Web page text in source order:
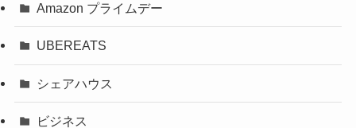
Amazon プライムデー
UBEREATS
シェアハウス
ビジネス